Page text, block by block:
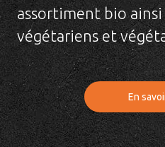
assortiment bio
végétariens et
En